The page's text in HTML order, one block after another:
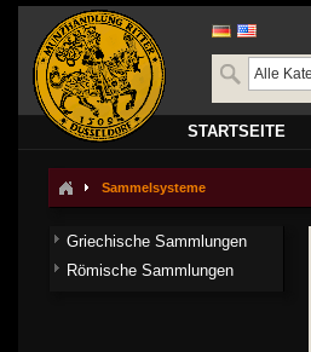
STARTSEITE
Sammelsysteme
Griechische Sammlungen
Römische Sammlungen